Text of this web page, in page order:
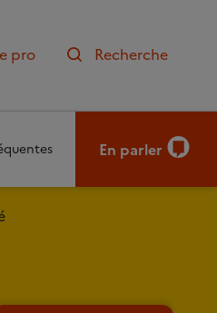
pro Recherche
En parler